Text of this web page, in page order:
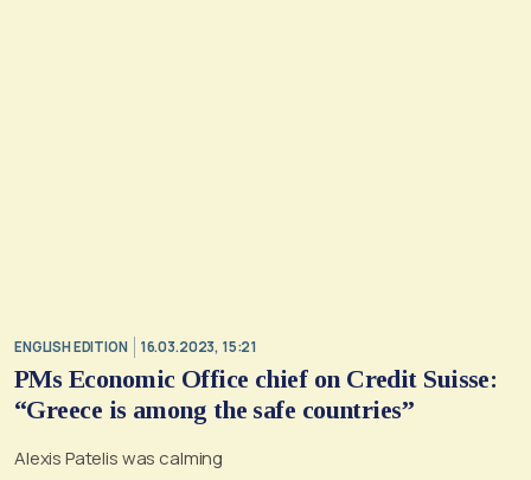
ENGLISH EDITION 16.03.2023, 15:21
PMs Economic Office chief on Credit Suisse:
“Greece is among the safe countries”
Alexis Patelis was calming